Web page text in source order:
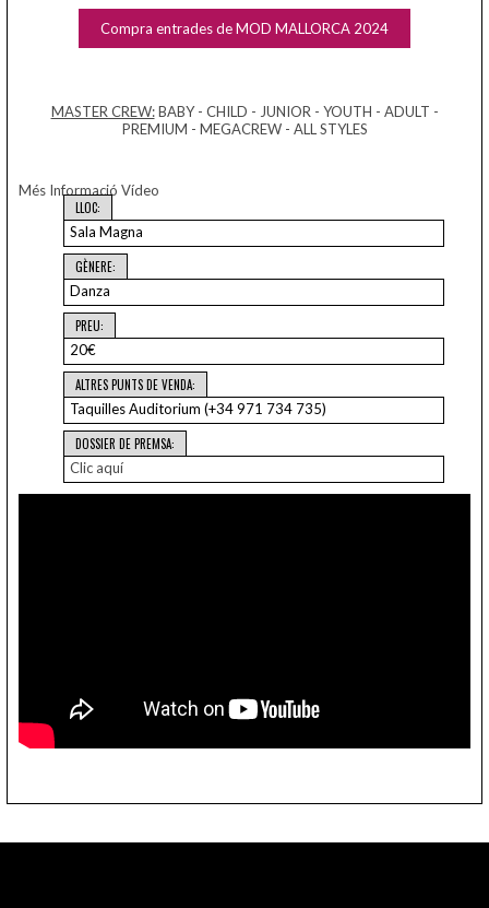
Compra entrades de MOD MALLORCA 2024
MASTER CREW:BABY - CHILD - JUNIOR - YOUTH - ADULT -
PREMIUM - MEGACREW - ALL STYLES
Més Informació Vídeo
LLOC:
Sala Magna
GÈNERE:
Danza
PREU:
20€
ALTRES PUNTS DE VENDA:
Taquilles Auditorium (+34 971 734 735)
DOSSIER DE PREMSA:
Clic aquí